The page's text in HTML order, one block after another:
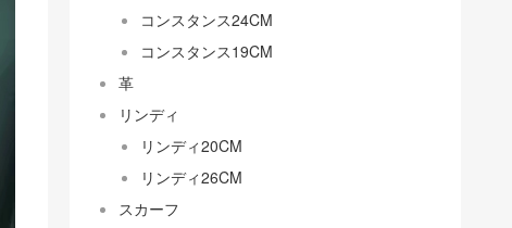
コンスタンス24CM
コンスタンス19CM
革
リンディ
リンディ20CM
リンディ26CM
スカーフ